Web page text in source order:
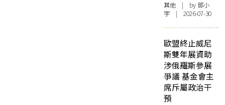
其他 | by 鄧小
宇 | 2026-07-30
歐盟終止威尼
斯雙年展資助
涉俄羅斯參展
爭議 基金會主
席斥屬政治干
預